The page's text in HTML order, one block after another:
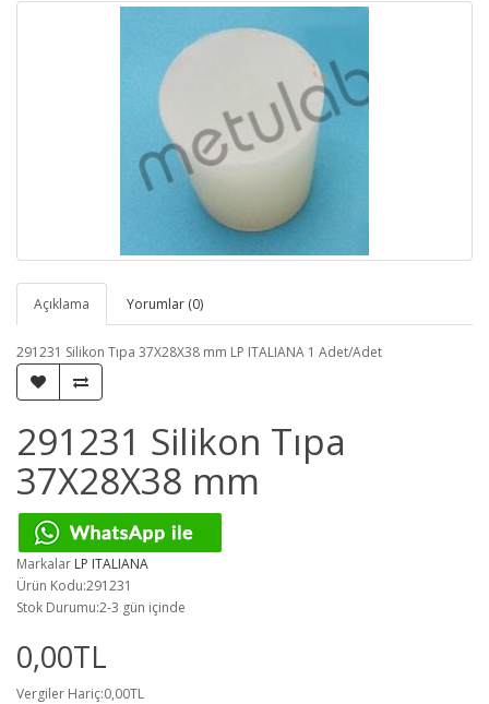
Açıklama Yorumlar (0)
291231 Silikon Tıpa 37X28X38 mm LP ITALIANA 1 Adet/Adet
291231 Silikon Tıpa
37X28X38 mm
Markalar LP ITALIANA
Ürün Kodu:291231
Stok Durumu:2-3 gün içinde
0,00TL
Vergiler Hariç:0,00TL